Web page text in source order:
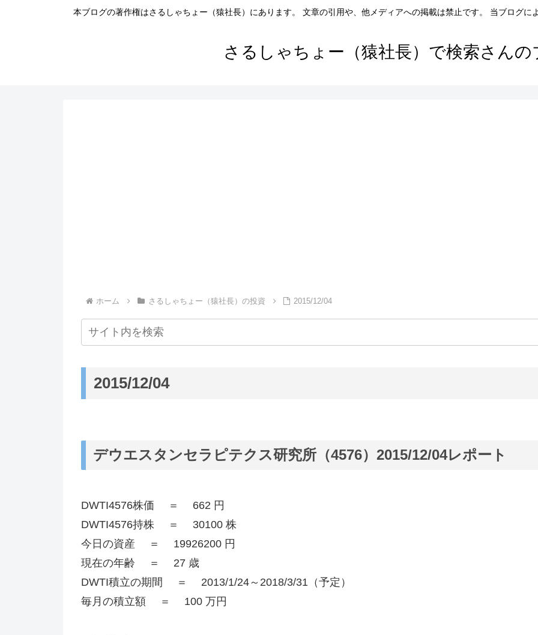
本ブログの著作権はさるしゃちょー（猿社長）にあります。 文章の引用や、他メディアへの掲載は禁止です。 当ブログ
さるしゃちょー（猿社長）で検索さんの
ホーム さるしゃちょー（猿社長）の投資 2015/12/04
2015/12/04
デウエスタンセラピテクス研究所（4576）2015/12/04レポート
DWTI4576株価 ＝ 662 円
DWTI4576持株 ＝ 30100 株
今日の資産 ＝ 19926200 円
現在の年齢 ＝ 27 歳
DWTI積立の期間 ＝ 2013/1/24～2018/3/31（予定）
毎月の積立額 ＝ 100 万円